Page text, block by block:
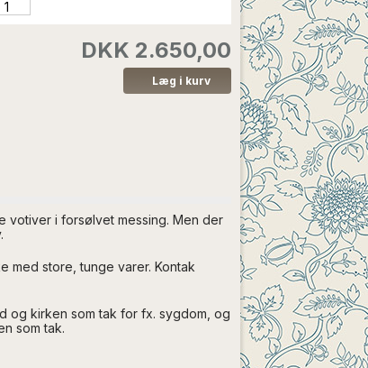
DKK 2.650,00
votiver i forsølvet messing. Men der
med store, tunge varer. Kontak
og kirken som tak for fx. sygdom, og
som tak.